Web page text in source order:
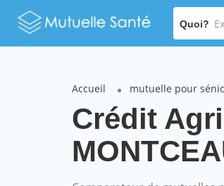
Quoi?
Accueil mutuelle pour
Crédit